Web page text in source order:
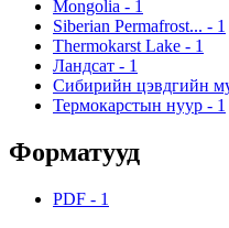
Mongolia - 1
Siberian Permafrost... - 1
Thermokarst Lake - 1
Ландсат - 1
Сибирийн цэвдгийн
Термокарстын нуур - 1
Форматууд
PDF - 1